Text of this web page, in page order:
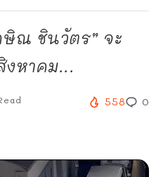
ษิณ ชินวัตร” จะ
หาคม...
558 0